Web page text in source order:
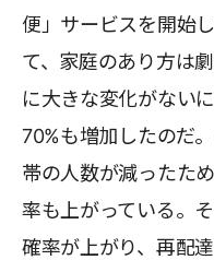
便」サービスを開始
て、家庭のあり方は
に大きな変化がない
70%も増加したのだ
帯の人数が減ったた
率も上がっている。
確率が上がり、再配